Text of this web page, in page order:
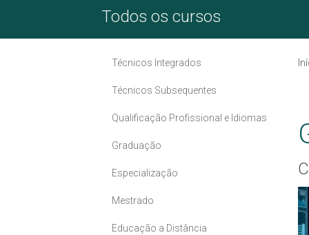
Todos os cursos
Técnicos Integrados
Técnicos Subsequentes
Qualificação Profissional e Idiomas
Graduação
Especialização
Mestrado
Educação a Distância